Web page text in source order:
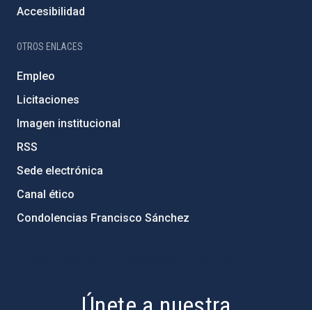
Accesibilidad
OTROS ENLACES
Empleo
Licitaciones
Imagen institucional
RSS
Sede electrónica
Canal ético
Condolencias Francisco Sánchez